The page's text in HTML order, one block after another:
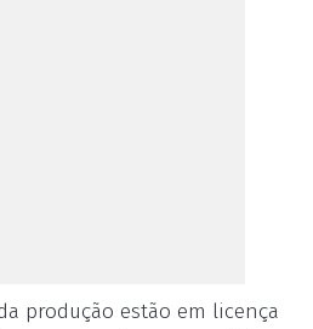
produção estão em licença